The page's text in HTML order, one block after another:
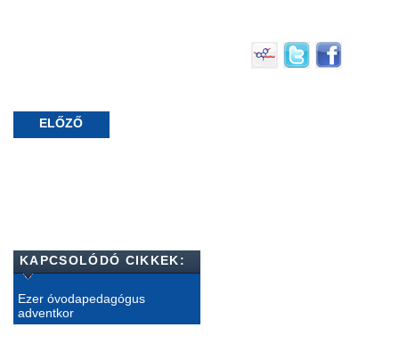
ELŐZŐ
KAPCSOLÓDÓ CIKKEK:
Ezer óvodapedagógus
adventkor